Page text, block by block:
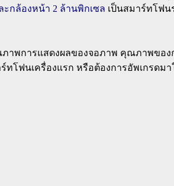
ะกล้องหน้า 2 ล้านพิกเซล เป็นสมาร์ทโฟน
าพการแสดงผลของจอภาพ คุณภาพขอ
ทโฟนเครื่องแรก หรือต้องการอัพเกร